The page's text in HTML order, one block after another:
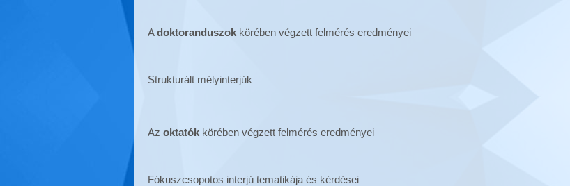
Adoktoranduszok körében végzett felmérés eredményei
Strukturált mélyinterjúk
Az oktatók körében végzett felmérés eredményei
Fókuszcsopotos interjú tematikája és kérdései